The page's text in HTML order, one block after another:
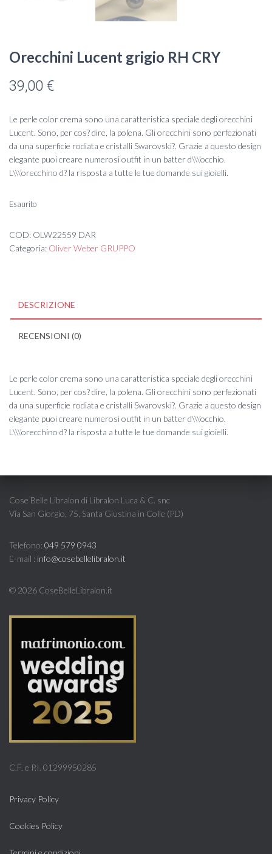
Orecchini Lucent grigio RH CRY
39,00 €
Le perle color crema sono una caratteristica speciale degli orecchini
Lucent. Sono, per cos? dire, la polena. Gli orecchini sono perfezionati
da una superficie rodiata e cristalli Swarovski?. Grazie a questo design
elegante puoi creare numerosi outfit in un batter d\\\’occhio.
L\\\’orecchino d? la risposta a tutte le tue domande sui gioielli.
Esaurito
COD: OLW22559 DAR
Categoria: Oliver Weber GRUPPO
DESCRIZIONE
RECENSIONI (0)
Le perle color crema sono una caratteristica speciale degli orecchini
Lucent. Sono, per cos? dire, la polena. Gli orecchini sono perfezionati
da una superficie rodiata e cristalli Swarovski?. Grazie a questo design
elegante puoi creare numerosi outfit in un batter d\\\’occhio.
L\\\’orecchino d? la risposta a tutte le tue domande sui gioielli.
Cose Belle Libralon di Libralon Luca & C. snc
Via San Giorgio, 75, Santa Giustina in Colle (PD)
Telefono: 049 579 0943
E-mail : info@cosebellelibralon.it
© 2026 CoseBelleLibralon.it
C.F. e P.I. 01299950285
Privacy Policy
Cookies Policy